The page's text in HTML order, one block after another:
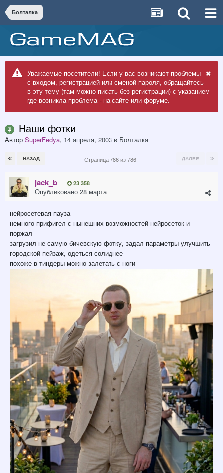
Болталка
Уважаемые посетители! Если у вас возникают проблемы
с входом, регистрацией или сменой пароля, обращайтесь
в эту тему (там можно писать без регистрации) с указанием
где возникла проблема - на сайте или форуме.
Наши фотки
Автор SuperFedya, 14 апреля, 2003 в Болталка
НАЗАД ДАЛЕЕ
Страница 786 из 786
jack_b 23 358
Опубликовано 28 марта
нейросетевая пауза
немного прифигел с нынешних возможностей нейросеток и
поржал
загрузил не самую бичевскую фотку, задал параметры улучшить
городской пейзаж, одеться солиднее
похоже в тиндеры можно залетать с ноги